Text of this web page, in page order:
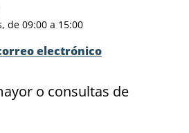
de 09:00 a 15:00
electrónico
o consultas de